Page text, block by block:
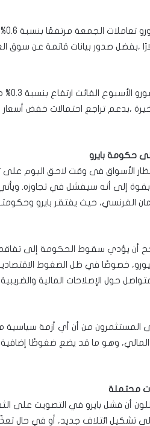
،بدعم تراجع احتمالات خفض أسعار
حكومة بايرو
الأسواق فى وقت لاحق اليوم على
إلى أنه سيفشل في تجاوزه.
الفرنسي، حيث يفتقر بايرو وحكومته
أن يؤدي سقوط الحكومة إلى تفاقم
خصوصًا في ظل الضغوط الاقتصادية
حول الإصلاحات المالية والضريبية.
المستثمرون من أن أي أزمة سياسية
المالي، وهو ما قد يضع ضغوطًا إضافية
محتملة
أن فشل بايرو في التصويت على
تشكيل ائتلاف جديد، أو في حال